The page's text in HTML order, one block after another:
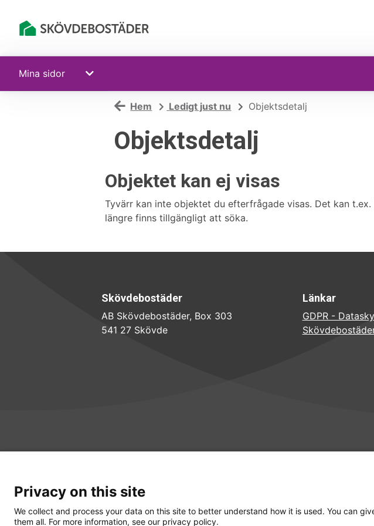
Mina sidor
Hem Ledigt just nu Objektsdetalj
Objektsdetalj
Objektet kan ej visas
Tyvärr kan inte objektet du efterfrågade visas. Det kan
längre finns tillgängligt att söka.
Skövdebostäder
AB Skövdebostäder, Box 303
541 27 Skövde
Länkar
GDPR -
Privacy on this site
We collect and process your data on this site to better understand how it is used. You can
them all. For more information, see our privacy policy.